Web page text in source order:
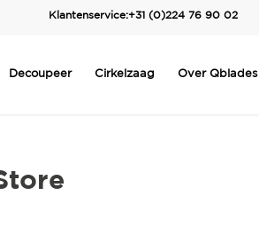
Klantenservice:+31 (0)224 76 90 02
Decoupeer Cirkelzaag Over Qblades